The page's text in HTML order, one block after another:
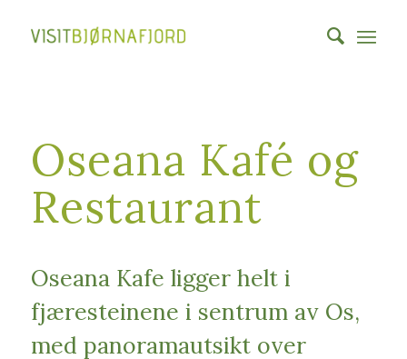
Oseana Kafé og
Restaurant
Oseana Kafe ligger helt i
fjæresteinene i sentrum av Os,
med panoramautsikt over